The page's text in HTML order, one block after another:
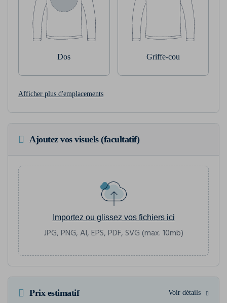
Dos Griffe-cou
Afficher plus d'emplacements
Ajoutez vos visuels (facultatif)
Importez ou glissez vos fichiers ici
JPG, PNG, AI, EPS, PDF, SVG (max. 10mb)
Prix estimatif Voir détails